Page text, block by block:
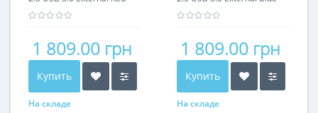
1 809.00 грн
Купить
На складе
1 809.00 грн
Купить
На складе